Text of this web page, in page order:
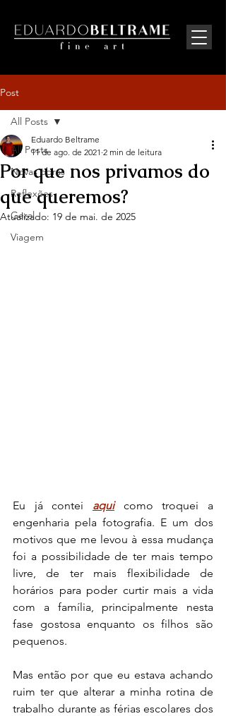
Post
All Posts
Novas obras
Reflexões
Geral
Viagem
All Posts
Por que nos privamos do
que queremos?
Eduardo Beltrame
11 de ago. de 2021 2 min de leitura
Atualizado: 19 de mai. de 2025
Eu já contei aqui
como troquei a
engenharia pela fotografia. E um dos
motivos que me levou à essa mudança
foi a possibilidade de ter mais tempo
livre, de ter mais flexibilidade de
horários para poder curtir mais a vida
com a família, principalmente nesta
fase gostosa enquanto os filhos são
pequenos.
Mas então por que eu estava achando
ruim ter que alterar a minha rotina de
trabalho durante as férias escolares dos